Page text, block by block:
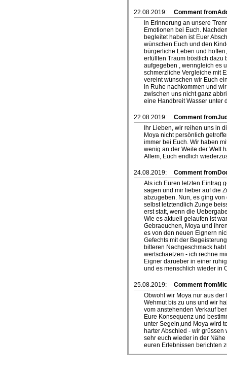
22.08.2019:
Comment
In Erinnerung an unsere
Emotionen bei Euch.
begleitet haben ist Euer
wünschen Euch und den
bürgerliche Leben und
erfüllten Traum tröstlich dazu
aufgegeben , wenngleich es
schmerzliche Vergleiche mit
vereint wünschen wir Euch
in Ruhe nachkommen und
zwischen uns nicht ganz
eine Handbreit Wasser unter
22.08.2019:
Comment
Ihr Lieben, wir reihen uns in
Moya nicht persönlich
immer bei Euch. Wir haben
wenig an der Weite der Welt
Allem, Euch endlich
24.08.2019:
Comment
Als ich Euren letzten Eintrag
sagen und mir lieber auf die
abzugeben. Nun, es ging
selbst letztendlich Zunge
erst statt, wenn die
Wie es aktuell gelaufen ist
Gebraeuchen, Moya und
es von den neuen Eignern
Gefechts mit der
bitteren Nachgeschmack
wertschaetzen - ich rechne
Eigner darueber in einer
und es menschlich wieder in
25.08.2019:
Comment
Obwohl wir Moya nur aus
Wehmut bis zu uns und wir
vom anstehenden Verkauf
Eure Konsequenz und
unter Segeln,und Moya wird
harter Abschied - wir
sehr euch wieder in der
euren Erlebnissen berichten